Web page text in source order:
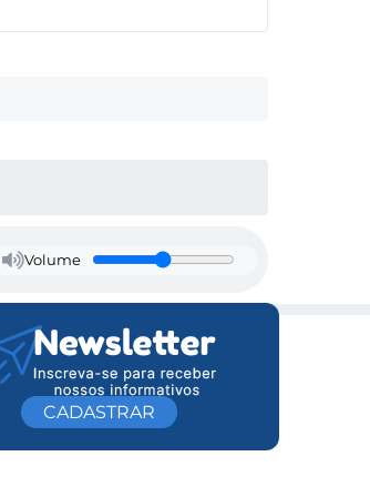
Volume
CADASTRAR